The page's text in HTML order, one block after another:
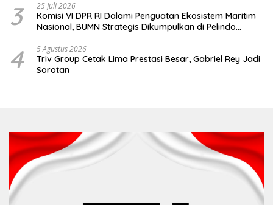
3 25 Juli 2026
Komisi VI DPR RI Dalami Penguatan Ekosistem Maritim
Nasional, BUMN Strategis Dikumpulkan di Pelindo
4 5 Agustus 2026
Triv Group Cetak Lima Prestasi Besar, Gabriel Rey Jadi
Sorotan